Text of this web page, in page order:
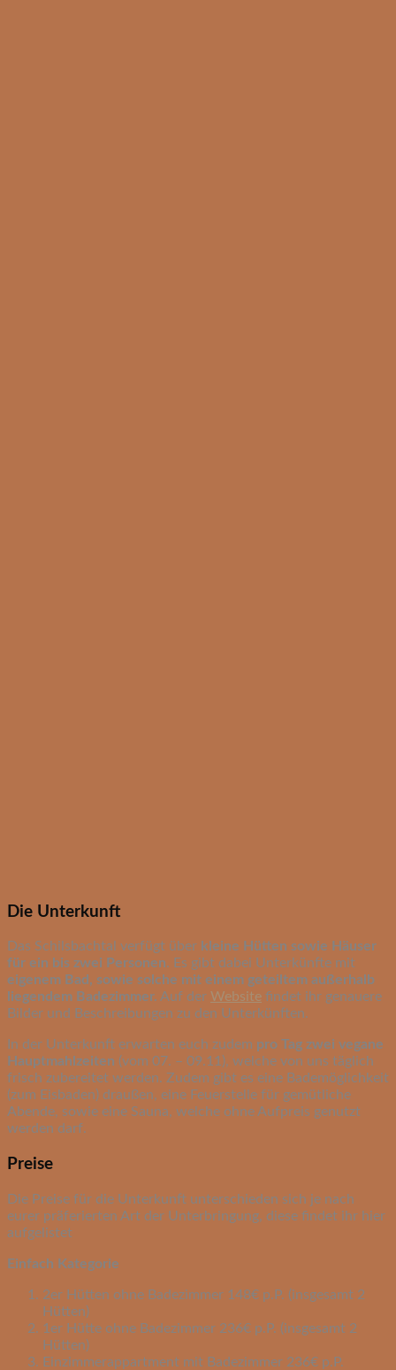
Die Unterkunft
Das Schilsbachtal verfügt über kleine Hütten sowie Häuser
für ein bis zwei Personen. Es gibt dabei Unterkünfte mit
eigenem Bad, sowie solche mit einem geteiltem außerhalb
liegendem Badezimmer. Auf der Website findet ihr genauere
Bilder und Beschreibungen zu den Unterkünften.
In der Unterkunft erwarten euch zudem pro Tag zwei vegane
Hauptmahlzeiten (vom 07. – 09.11), welche von uns täglich
frisch zubereitet werden. Zudem gibt es eine Bademöglichkeit
(zum Eisbaden) draußen, eine Feuerstelle für gemütliche
Abende, sowie eine Sauna, welche ohne Aufpreis genutzt
werden darf.
Preise
Die Preise für die Unterkunft unterschieden sich je nach
eurer präferierten Art der Unterbringung, diese findet ihr hier
aufgelistet
Einfach Kategorie
2er Hütten ohne Badezimmer 148€ p.P. (insgesamt 2
Hütten)
1er Hütte ohne Badezimmer 236€ p.P. (insgesamt 2
Hütten)
Einzimmerappartment mit Badezimmer 236€ p.P.